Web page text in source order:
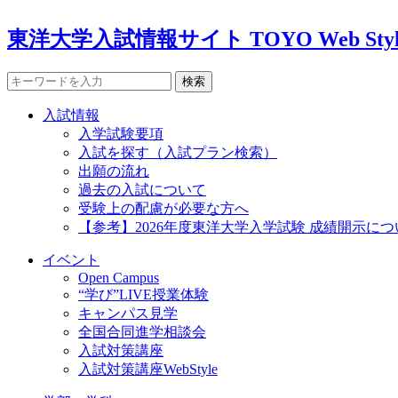
東洋大学入試情報サイト TOYO Web
検索
入試情報
入学試験要項
入試を探す（入試プラン検索）
出願の流れ
過去の入試について
受験上の配慮が必要な方へ
【参考】2026年度東洋大学入学試験 成績開示に
イベント
Open Campus
“学び”LIVE授業体験
キャンパス見学
全国合同進学相談会
入試対策講座
入試対策講座WebStyle